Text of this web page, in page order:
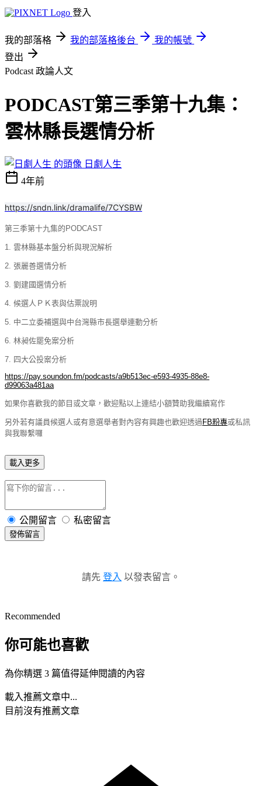
登入
我的部落格 我的部落格後台
我的帳號
登出
Podcast 政論人文
PODCAST第三季第十九集：
雲林縣長選情分析
日劇人生
4年前
https://sndn.link/dramalife/7CYSBW
第三季第十九集的PODCAST
1. 雲林縣基本盤分析與現況解析
2. 張麗善選情分析
3. 劉建國選情分析
4. 候選人ＰＫ表與估票說明
5. 中二立委補選與中台灣縣市長選舉連動分析
6. 林昶佐罷免案分析
7. 四大公投案分析
https://pay.soundon.fm/podcasts/a9b513ec-e593-4935-88e8-
d99063a481aa
如果你喜歡我的節目或文章，歡迎點以上連結小額贊助我繼續寫作
另外若有議員候選人或有意選舉者對內容有興趣也歡迎透過 FB粉專或私訊
與我聯繫囉
載入更多
公開留言 私密留言
發佈留言
請先 登入 以發表留言。
Recommended
你可能也喜歡
為你精選 3 篇值得延伸閱讀的內容
載入推薦文章中...
目前沒有推薦文章